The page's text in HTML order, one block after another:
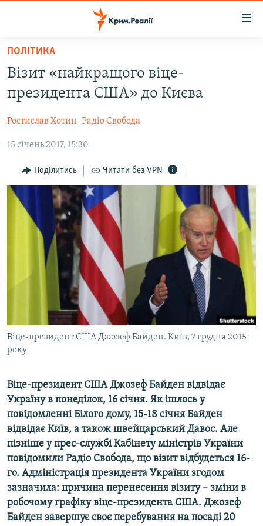
Перейти
основного
матеріалу
Перейти
до
навігації
Перейти
пошуку
ВІДЕО ТА ФОТО
ПОЛІТИКА
БЛОГИ
ПОГЛЯД
ІНТЕРВ'Ю
ВСЕ ЗА ДЕНЬ
СПЕЦПРОЕКТИ
ДЕПОРТАЦІЯ
ВІДЕОУРОКИ «ELIFBE»
СВІДЧЕННЯ ОКУПАЦІЇ
УКРАЇНСЬКА ПРОБЛЕМА КРИМУ
ІНФОГРАФІКА
ЯК ОБІЙТИ БЛОКУВАННЯ
ДОЛУЧАЙСЯ!
Усі сайти RFE/RL
ПОЛІТИКА
Візит «найкращого віце-
президента США» до Києва
Ростислав Хотин Радіо Свобода
15 січень 2017, 15:30
Поділитись Читати без VPN
Віце-президент США Джозеф Байден. Київ, 7 грудня 2015
року
Віце-президент США Джозеф Байден відвідає
Україну в понеділок, 16 січня. Як ішлось у
повідомленні Білого дому, 15-18 січня Байден
відвідає Київ, а також швейцарський Давос. Але
пізніше у прес-службі Кабінету міністрів України
повідомили Радіо Свобода, що візит відбудеться 16-
го. Адміністрація президента України згодом
зазначила: причина перенесення візиту – зміни в
робочому графіку віце-президента США. Джозеф
Байден завершує своє перебування на посаді 20